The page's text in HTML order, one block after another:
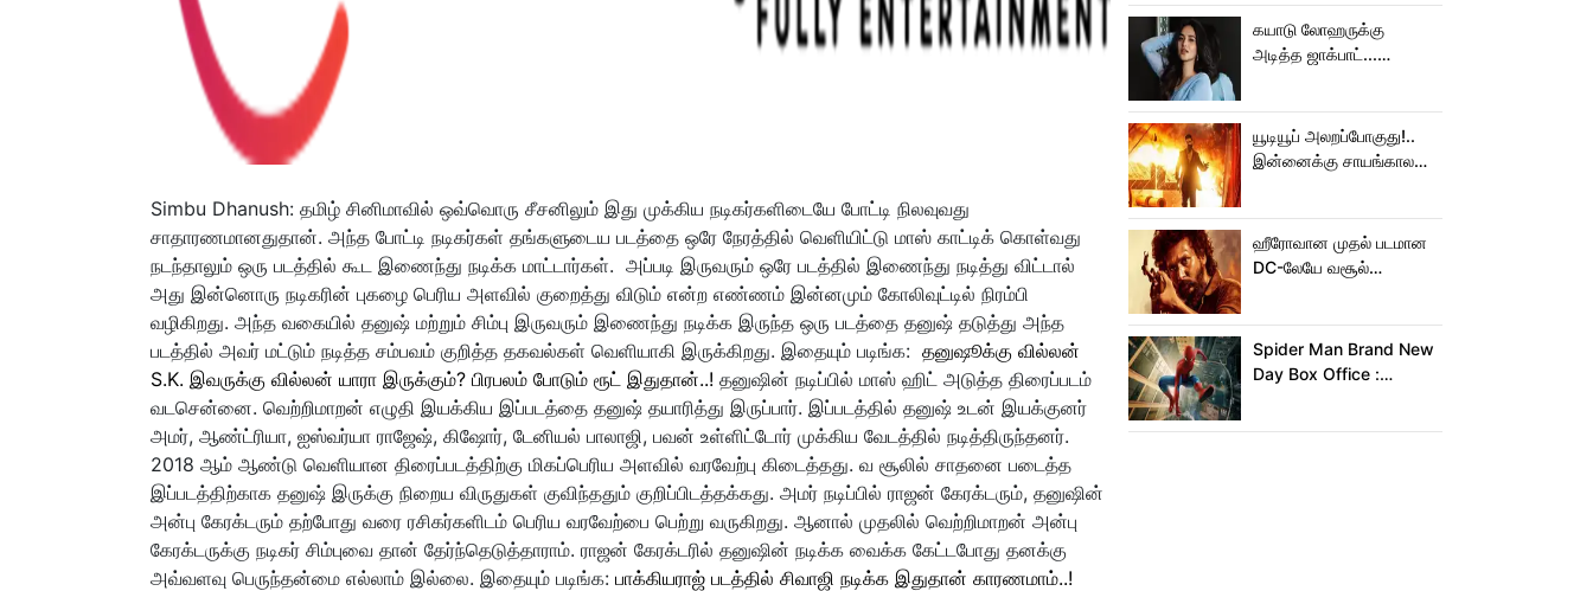
Simbu Dhanush: தமிழ் சினிமாவில் ஒவ்வொரு சீசனிலும் இது முக்கிய நடிகர்களிடையே போட்டி நிலவுவது
சாதாரணமானதுதான். அந்த போட்டி நடிகர்கள் தங்களுடைய படத்தை ஒரே நேரத்தில் வெளியிட்டு மாஸ் காட்டிக் கொள்வது
நடந்தாலும் ஒரு படத்தில் கூட இணைந்து நடிக்க மாட்டார்கள். அப்படி இருவரும் ஒரே படத்தில் இணைந்து நடித்து விட்டால்
அது இன்னொரு நடிகரின் புகழை பெரிய அளவில் குறைத்து விடும் என்ற எண்ணம் இன்னமும் கோலிவுட்டில் நிரம்பி
வழிகிறது. அந்த வகையில் தனுஷ் மற்றும் சிம்பு இருவரும் இணைந்து நடிக்க இருந்த ஒரு படத்தை தனுஷ் தடுத்து அந்த
படத்தில் அவர் மட்டும் நடித்த சம்பவம் குறித்த தகவல்கள் வெளியாகி இருக்கிறது. இதையும் படிங்க: தனுஷூக்கு வில்லன்
S.K. இவருக்கு வில்லன் யாரா இருக்கும்? பிரபலம் போடும் ரூட் இதுதான்..! தனுஷின் நடிப்பில் மாஸ் ஹிட் அடுத்த திரைப்படம்
வடசென்னை. வெற்றிமாறன் எழுதி இயக்கிய இப்படத்தை தனுஷ் தயாரித்து இருப்பார். இப்படத்தில் தனுஷ் உடன் இயக்குனர்
அமர், ஆண்ட்ரியா, ஐஸ்வர்யா ராஜேஷ், கிஷோர், டேனியல் பாலாஜி, பவன் உள்ளிட்டோர் முக்கிய வேடத்தில் நடித்திருந்தனர்.
2018 ஆம் ஆண்டு வெளியான திரைப்படத்திற்கு மிகப்பெரிய அளவில் வரவேற்பு கிடைத்தது. வ சூலில் சாதனை படைத்த
இப்படத்திற்காக தனுஷ் இருக்கு நிறைய விருதுகள் குவிந்ததும் குறிப்பிடத்தக்கது. அமர் நடிப்பில் ராஜன் கேரக்டரும், தனுஷின்
அன்பு கேரக்டரும் தற்போது வரை ரசிகர்களிடம் பெரிய வரவேற்பை பெற்று வருகிறது. ஆனால் முதலில் வெற்றிமாறன் அன்பு
கேரக்டருக்கு நடிகர் சிம்புவை தான் தேர்ந்தெடுத்தாராம். ராஜன் கேரக்டரில் தனுஷின் நடிக்க வைக்க கேட்டபோது தனக்கு
அவ்வளவு பெருந்தன்மை எல்லாம் இல்லை. இதையும் படிங்க: பாக்கியராஜ் படத்தில் சிவாஜி நடிக்க இதுதான் காரணமாம்..!
கயாடு லோஹருக்கு
அடித்த ஜாக்பாட்...
யூடியூப் அலறப்போகுது!..
இன்னைக்கு சாயங்காலம்
ஹீரோவான முதல் படமான
DC-லேயே வசூல்
Spider Man Brand New
Day Box Office :